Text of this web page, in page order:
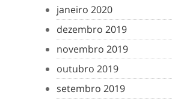
janeiro 2020
dezembro 2019
novembro 2019
outubro 2019
setembro 2019